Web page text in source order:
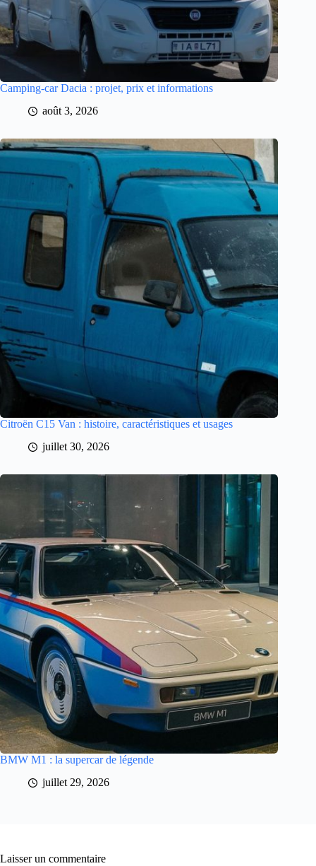
Camping-car Dacia : projet, prix et informations
août 3, 2026
Citroën C15 Van : histoire, caractéristiques et usages
juillet 30, 2026
BMW M1 : la supercar de légende
juillet 29, 2026
Laisser un commentaire